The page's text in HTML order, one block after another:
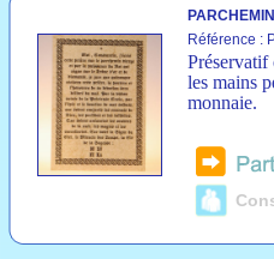
Référence :
Préservatif
les mains
monnaie.